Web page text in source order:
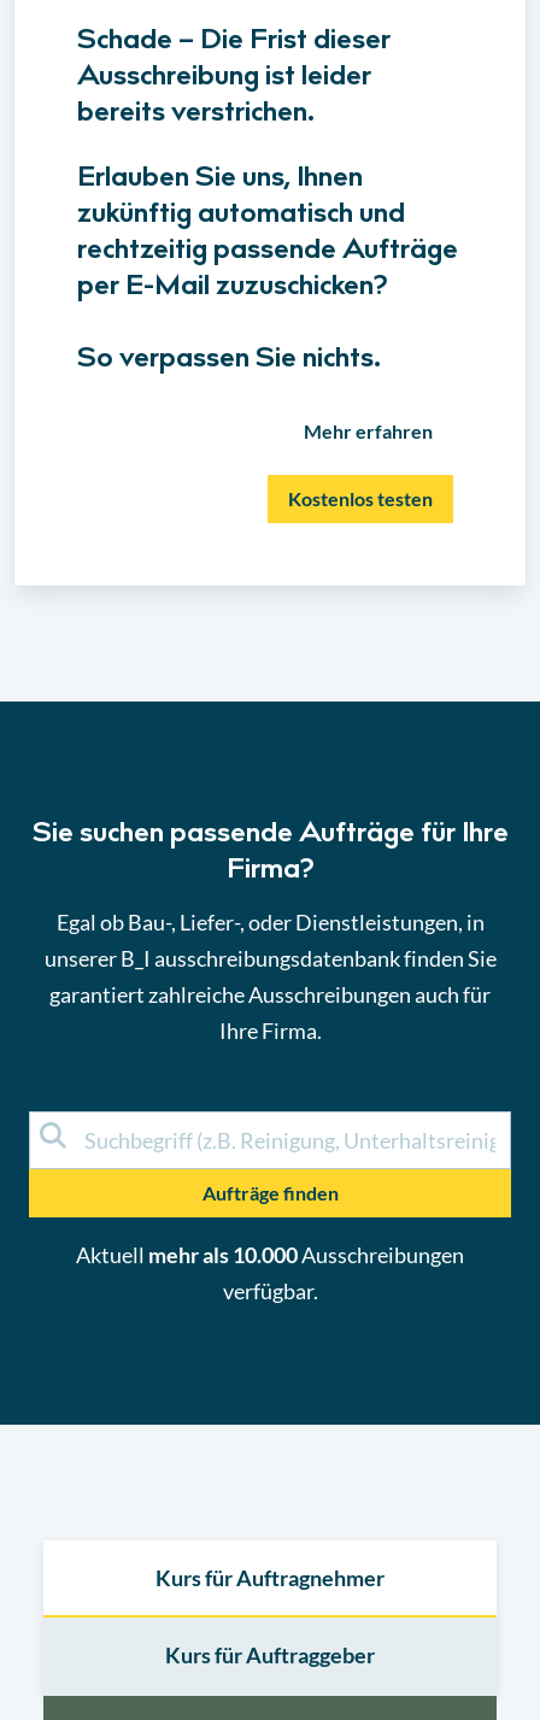
Schade – Die Frist dieser
Ausschreibung ist leider
bereits verstrichen.
Erlauben Sie uns, Ihnen
zukünftig automatisch und
rechtzeitig passende Aufträge
per E-Mail zuzuschicken?
So verpassen Sie nichts.
Mehr erfahren
Kostenlos testen
Sie suchen passende Aufträge für Ihre
Firma?
Egal ob Bau-, Liefer-, oder Dienstleistungen, in
unserer B_I ausschreibungsdatenbank finden Sie
garantiert zahlreiche Ausschreibungen auch für
Ihre Firma.
Aufträge finden
Aktuell mehr als 10.000Ausschreibungen
verfügbar.
Kurs für Auftragnehmer
Kurs für Auftraggeber